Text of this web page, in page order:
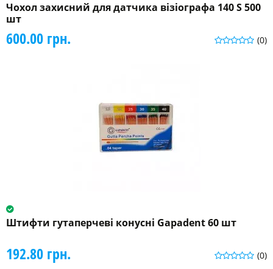
Чохол захисний для датчика візіографа 140 S 500
шт
(0)
600.00 грн.
Штифти гутаперчеві конусні Gapadent 60 шт
(0)
192.80 грн.